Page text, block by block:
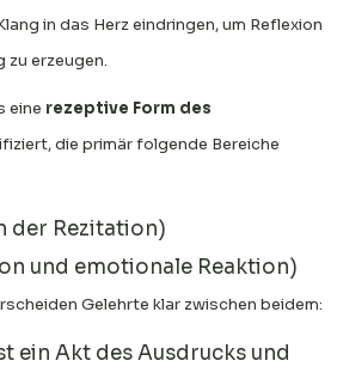
in das Herz eindringen, um Reflexion
zu erzeugen.
eine rezeptive Form des
die primär folgende Bereiche
der Rezitation)
und emotionale Reaktion)
Gelehrte klar zwischen beidem:
ein Akt des Ausdrucks und